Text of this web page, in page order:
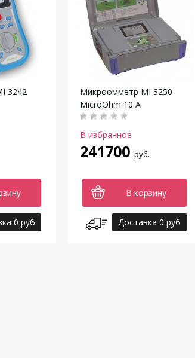
3242
0 руб
Микроомметр MI 3250
MicroOhm 10 A
В избранное
241700 руб.
В корзину
Доставка 0 руб